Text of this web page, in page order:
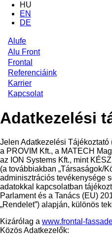
HU
EN
DE
Main
navigation
Alufe
Alu Front
Frontal
Referenciáink
Karrier
Kapcsolat
Adatkezelési
Jelen Adatkezelési Tájékoztató
a PROVIM Kft., a MATECH
az ION Systems Kft., mint
(a továbbiakban „Társaságok/
adminisztrációs tevékenysége
adatokkal kapcsolatban
Parlament és a Tanács (EU)
„Rendelet”) alapján, különös
Kizárólag a www.frontal-
Közös Adatkezelők: